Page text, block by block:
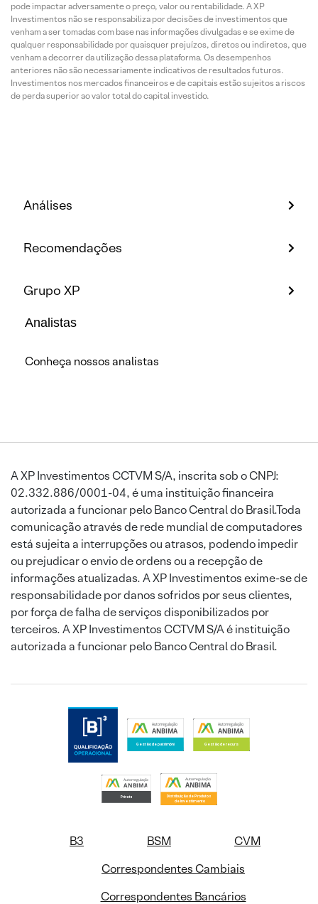
pode impactar adversamente o preço, valor ou rentabilidade. A XP
Investimentos não se responsabiliza por decisões de investimentos que
venham a ser tomadas com base nas informações divulgadas e se exime de
qualquer responsabilidade por quaisquer prejuízos, diretos ou indiretos, que
venham a decorrer da utilização dessa plataforma. Os desempenhos
anteriores não são necessariamente indicativos de resultados futuros.
Investimentos nos mercados financeiros e de capitais estão sujeitos a riscos
de perda superior ao valor total do capital investido.
Análises
Recomendações
Grupo XP
Analistas
Conheça nossos analistas
A XP Investimentos CCTVM S/A, inscrita sob o CNPJ:
02.332.886/0001-04, é uma instituição financeira
autorizada a funcionar pelo Banco Central do Brasil.Toda
comunicação através de rede mundial de computadores
está sujeita a interrupções ou atrasos, podendo impedir
ou prejudicar o envio de ordens ou a recepção de
informações atualizadas. A XP Investimentos exime-se de
responsabilidade por danos sofridos por seus clientes,
por força de falha de serviços disponibilizados por
terceiros. A XP Investimentos CCTVM S/A é instituição
autorizada a funcionar pelo Banco Central do Brasil.
B3 BSM
CVM
Correspondentes Cambiais
Correspondentes Bancários